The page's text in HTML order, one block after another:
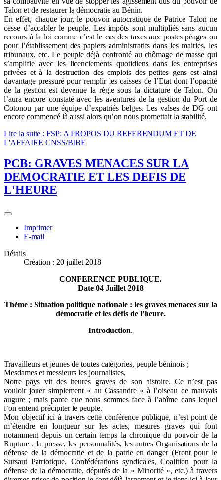
Talon et de restaurer la démocratie au Bénin.
En effet, chaque jour, le pouvoir autocratique de Patrice Talon ne
cesse d’accabler le peuple. Les impôts sont multipliés sans aucun
recours à la loi comme c’est le cas des taxes aux postes péages ou
pour l’établissement des papiers administratifs dans les mairies, les
tribunaux, etc. Le peuple déjà confronté au chômage de masse qui
s’amplifie avec les licenciements quotidiens dans les entreprises
privées et à la destruction des emplois des petites gens est ainsi
davantage pressuré pour remplir les caisses de l’Etat dont l’opacité
de la gestion est devenue la règle sous la dictature de Talon. On
l’aura encore constaté avec les aventures de la gestion du Port de
Cotonou par une équipe d’expatriés belges. Les valses de DG ont
encore commencé là aussi alors qu’on nous promettait la stabilité.
Lire la suite : FSP: A PROPOS DU REFERENDUM ET DE
L'AFFAIRE CNSS/BIBE
PCB: GRAVES MENACES SUR LA
DEMOCRATIE ET LES DEFIS DE
L'HEURE
Imprimer
E-mail
Détails
Création : 20 juillet 2018
CONFERENCE PUBLIQUE.
Date 04 Juillet 2018
Thème : Situation politique nationale : les graves menaces sur la
démocratie et les défis de l’heure.
Introduction.
Travailleurs et jeunes de toutes catégories, peuple béninois ;
Mesdames et messieurs les journalistes,
Notre pays vit des heures graves de son histoire. Ce n’est pas
vouloir jouer simplement « au Cassandre » à l’oiseau de mauvais
augure ; mais parce que nous sommes face à l’abîme dans lequel
l’on entend précipiter le peuple.
Mon objectif ici à travers cette conférence publique, n’est point de
m’étendre en longueur sur les actes, mesures graves qui font
notamment depuis un certain temps la chronique du pouvoir de la
Rupture ; la presse, les personnalités, les autres Organisations de la
défense de la démocratie et de la patrie en danger (Front pour le
Sursaut Patriotique, Confédérations syndicales, Coalition pour la
défense de la démocratie, députés de la « Minorité », etc.) à travers